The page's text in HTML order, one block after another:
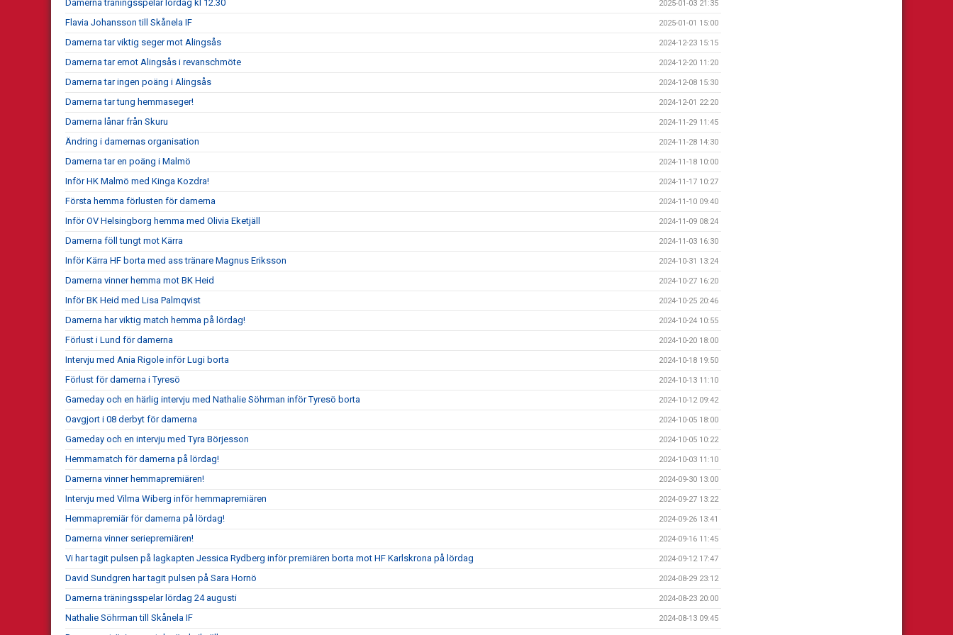
Damerna träningsspelar lördag kl 12.30 2025-01-03 21:35
Flavia Johansson till Skånela IF 2025-01-01 15:00
Damerna tar viktig seger mot Alingsås 2024-12-23 15:15
Damerna tar emot Alingsås i revanschmöte 2024-12-20 11:20
Damerna tar ingen poäng i Alingsås 2024-12-08 15:30
Damerna tar tung hemmaseger! 2024-12-01 22:20
Damerna lånar från Skuru 2024-11-29 11:45
Ändring i damernas organisation 2024-11-28 14:30
Damerna tar en poäng i Malmö 2024-11-18 10:00
Inför HK Malmö med Kinga Kozdra! 2024-11-17 10:27
Första hemma förlusten för damerna 2024-11-10 09:40
Inför OV Helsingborg hemma med Olivia Eketjäll 2024-11-09 08:24
Damerna föll tungt mot Kärra 2024-11-03 16:30
Inför Kärra HF borta med ass tränare Magnus Eriksson 2024-10-31 13:24
Damerna vinner hemma mot BK Heid 2024-10-27 16:20
Inför BK Heid med Lisa Palmqvist 2024-10-25 20:46
Damerna har viktig match hemma på lördag! 2024-10-24 10:55
Förlust i Lund för damerna 2024-10-20 18:00
Intervju med Ania Rigole inför Lugi borta 2024-10-18 19:50
Förlust för damerna i Tyresö 2024-10-13 11:10
Gameday och en härlig intervju med Nathalie Söhrman inför Tyresö borta 2024-10-12 09:42
Oavgjort i 08 derbyt för damerna 2024-10-05 18:00
Gameday och en intervju med Tyra Börjesson 2024-10-05 10:22
Hemmamatch för damerna på lördag! 2024-10-03 11:10
Damerna vinner hemmapremiären! 2024-09-30 13:00
Intervju med Vilma Wiberg inför hemmapremiären 2024-09-27 13:22
Hemmapremiär för damerna på lördag! 2024-09-26 13:41
Damerna vinner seriepremiären! 2024-09-16 11:45
Vi har tagit pulsen på lagkapten Jessica Rydberg inför premiären borta mot HF Karlskrona på lördag 2024-09-12 17:47
David Sundgren har tagit pulsen på Sara Hornö 2024-08-29 23:12
Damerna träningsspelar lördag 24 augusti 2024-08-23 20:00
Nathalie Söhrman till Skånela IF 2024-08-13 09:45